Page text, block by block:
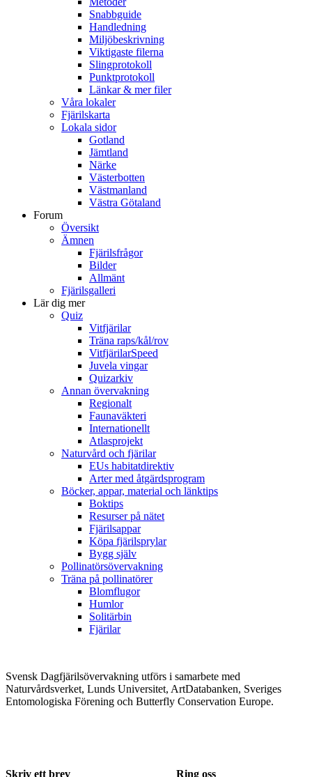
Snabbguide
Handledning
Miljöbeskrivning
Viktigaste filerna
Slingprotokoll
Punktprotokoll
Länkar & mer filer
Våra lokaler
Fjärilskarta
Lokala sidor
Gotland
Jämtland
Närke
Västerbotten
Västmanland
Västra Götaland
Forum
Översikt
Ämnen
Fjärilsfrågor
Bilder
Allmänt
Fjärilsgalleri
Lär dig mer
Quiz
Vitfjärilar
Träna raps/kål/rov
VitfjärilarSpeed
Juvela vingar
Quizarkiv
Annan övervakning
Regionalt
Faunaväkteri
Internationellt
Atlasprojekt
Naturvård och fjärilar
EUs habitatdirektiv
Arter med åtgärdsprogram
Böcker, appar, material och länktips
Boktips
Resurser på nätet
Fjärilsappar
Köpa fjärilsprylar
Bygg själv
Pollinatörsövervakning
Träna på pollinatörer
Blomflugor
Humlor
Solitärbin
Fjärilar
Svensk Dagfjärilsövervakning utförs i samarbete med
Naturvårdsverket, Lunds Universitet, ArtDatabanken, Sveriges
Entomologiska Förening och Butterfly Conservation Europe.
Skriv ett brev Ring oss